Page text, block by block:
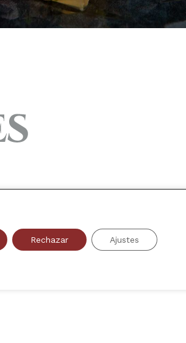
Síguenos
Rechazar Ajustes